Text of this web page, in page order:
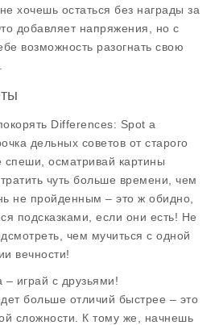
хочешь остаться без награды за
добавляет напряжения, но с
возможность разогнать свою
Differences: Spot a
дельных советов от старого
осматривай картины
чуть больше времени, чем
не пройденным – это ж обидно,
подсказками, если они есть! Не
чем мучиться с одной
вечности!
играй с друзьями!
больше отличий быстрее – это
сложности. К тому же, начнешь